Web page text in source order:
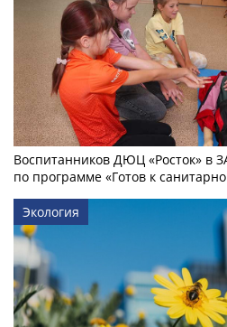
Воспитанников ДЮЦ «Росток» в
по программе «Готов к
Экология